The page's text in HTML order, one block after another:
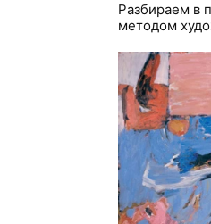
Разбираем в
методом